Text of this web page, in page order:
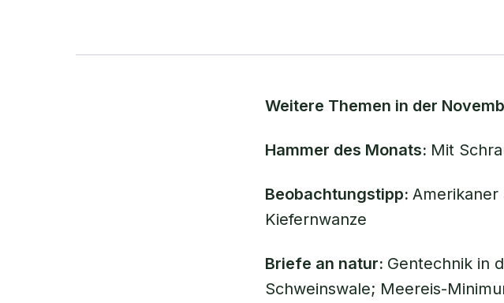
Weitere Themen in der
Hammer des Monats: Mit
Beobachtungstipp: Amerikaner
Kiefernwanze
Briefe an natur: Gentechnik in
Schweinswale; Meereis-